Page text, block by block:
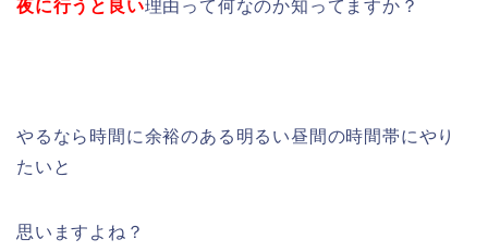
夜に行うと良い理由って何なのか知ってますか？
やるなら時間に余裕のある明るい昼間の時間帯にやり
たいと
思いますよね？